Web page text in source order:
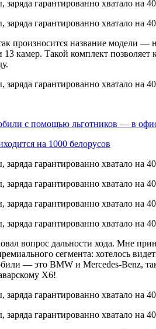
произносится название модели —
13 камер. Такой комплект
с помощью льготников — в
на 1000 белорусов
вопрос дальности хода. Мне
сегмента: хотелось
— это BMW и Mercedes-Benz,
X6!